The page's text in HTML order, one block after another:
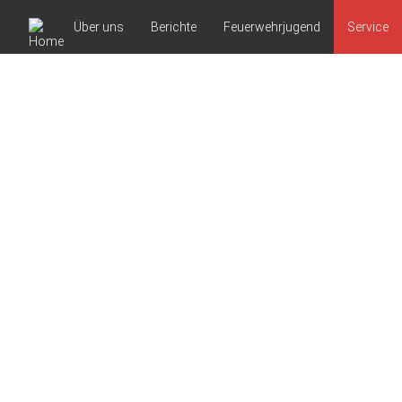
Über uns Berichte Feuerwehrjugend Service